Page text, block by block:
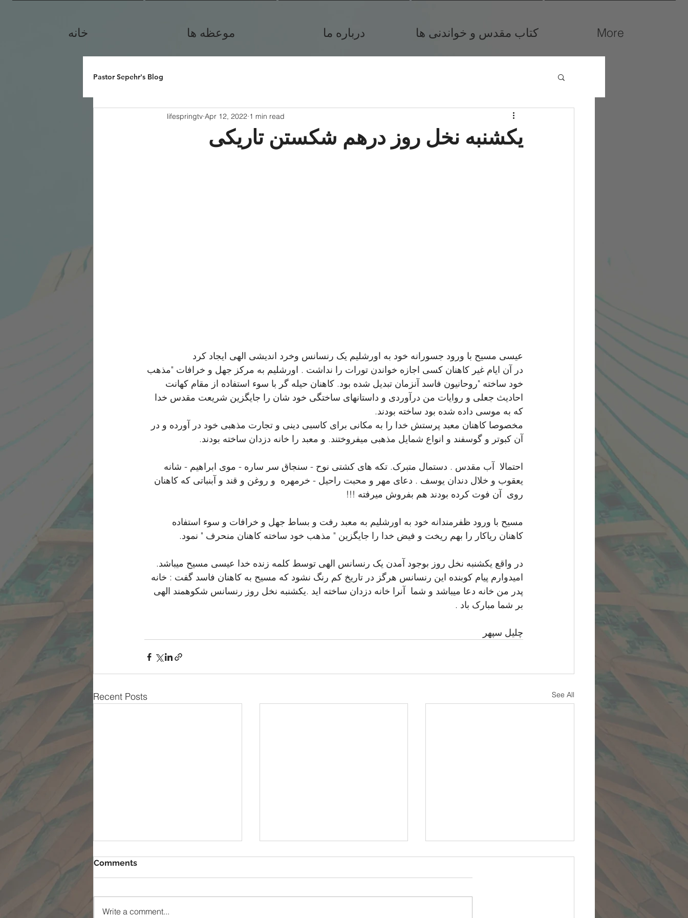
خانه موعظه ها درباره ما کتاب مقدس و خواندنی ها More
Pastor Sepehr's Blog
یکشنبه نخل روز درهم شکستن تاریکی
lifespringtv Apr 12, 2022 1 min read
عیسی مسیح با ورود جسورانه خود به اورشلیم یک رنسانس وخرد اندیشی الهی ایجاد کرد
در آن ایام غیر کاهنان کسی اجازه خواندن تورات را نداشت . اورشلیم به مرکز جهل و خرافات "مذهب
خود ساخته "روحانیون فاسد آنزمان تبدیل شده بود. کاهنان حیله گر با سوء استفاده از مقام کهانت
احادیث جعلی و روایات من درآوردی و داستانهای ساختگی خود شان را جایگزین شریعت مقدس خدا
که به موسی داده شده بود ساخته بودند.
مخصوصا کاهنان معبد پرستش خدا را به مکانی برای کاسبی دینی و تجارت مذهبی خود در آورده و در
آن کبوتر و گوسفند و انواع شمایل مذهبی میفروختند. و معبد را خانه دزدان ساخته بودند.
احتمالا  آب مقدس . دستمال متبرک. تکه های کشتی نوح - سنجاق سر ساره - موی ابراهیم - شانه
یعقوب و خلال دندان یوسف . دعای مهر و محبت راحیل - خرمهره  و روغن و قند و آبنباتی که کاهنان
روی  آن فوت کرده بودند هم بفروش میرفته !!!
مسیح با ورود ظفرمندانه خود به اورشلیم به معبد رفت و بساط جهل و خرافات و سوء استفاده
کاهنان ریاکار را بهم ریخت و فیض خدا را جایگزین " مذهب خود ساخته کاهنان منحرف " نمود.
در واقع یکشنبه نخل روز بوجود آمدن یک رنسانس الهی توسط کلمه زنده خدا عیسی مسیح میباشد.
امیدوارم پیام کوبنده این رنسانس هرگز در تاریخ کم رنگ نشود که مسیح به کاهنان فاسد گفت : خانه
پدر من خانه دعا میباشد و شما  آنرا خانه دزدان ساخته اید .یکشنبه نخل روز رنسانس شکوهمند الهی
بر شما مبارک باد .
چلیل سپهر
Recent Posts See All
Comments
Write a comment...